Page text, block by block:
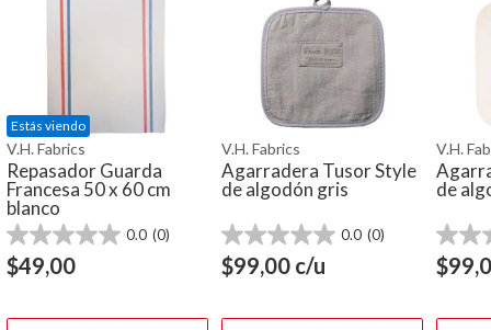
Estás viendo
V.H. Fabrics
Repasador Guarda
Francesa 50 x 60 cm
blanco
0.0 (0)
0.0
de
5
$49,00
V.H. Fabrics
Agarradera Tusor Style
de algodón gris
0.0 (0)
0.0
de
5
$99,00 c/u
V.H.
de
0.0
de
5
$